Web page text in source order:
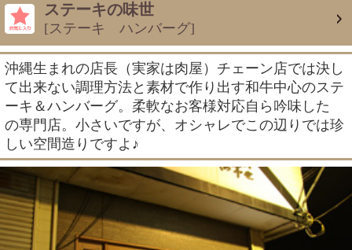
ステーキの味世
[ステーキ ハンバーグ]
沖縄生まれの店長（実家は肉屋）チェーン店では決し
て出来ない調理方法と素材で作り出す和牛中心のステ
ーキ＆ハンバーグ。柔軟なお客様対応自ら吟味した
の専門店。小さいですが、オシャレでこの辺りでは珍
しい空間造りですよ♪